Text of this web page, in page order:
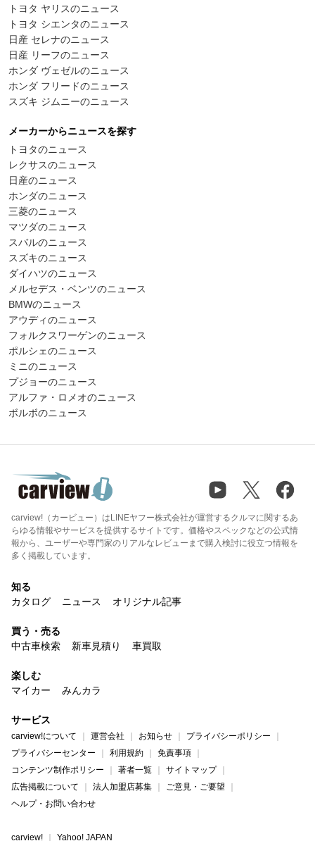
トヨタ ヤリスのニュース
トヨタ シエンタのニュース
日産 セレナのニュース
日産 リーフのニュース
ホンダ ヴェゼルのニュース
ホンダ フリードのニュース
スズキ ジムニーのニュース
メーカーからニュースを探す
トヨタのニュース
レクサスのニュース
日産のニュース
ホンダのニュース
三菱のニュース
マツダのニュース
スバルのニュース
スズキのニュース
ダイハツのニュース
メルセデス・ベンツのニュース
BMWのニュース
アウディのニュース
フォルクスワーゲンのニュース
ポルシェのニュース
ミニのニュース
プジョーのニュース
アルファ・ロメオのニュース
ボルボのニュース
carview!（カービュー）はLINEヤフー株式会社が運営するクルマに関するあ
らゆる情報やサービスを提供するサイトです。価格やスペックなどの公式情
報から、ユーザーや専門家のリアルなレビューまで購入検討に役立つ情報を
多く掲載しています。
知る
カタログ
ニュース オリジナル記事
買う・売る
中古車検索
新車見積り 車買取
楽しむ
マイカー
みんカラ
サービス
carview!について 運営会社 お知らせ
プライバシーポリシー
プライバシーセンター
利用規約
免責事項
コンテンツ制作ポリシー
著者一覧
サイトマップ
広告掲載について
法人加盟店募集
ご意見・ご要望
ヘルプ・お問い合わせ
carview! Yahoo! JAPAN